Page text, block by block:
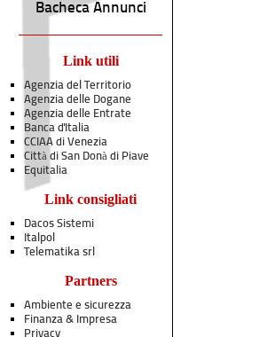
Bacheca Annunci
Link utili
Agenzia del Territorio
Agenzia delle Dogane
Agenzia delle Entrate
Banca d'Italia
CCIAA di Venezia
Città di San Donà di Piave
Equitalia
Link consigliati
Dacos Sistemi
Italpol
Telematika srl
Partners
Ambiente e sicurezza
Finanza & Impresa
Privacy